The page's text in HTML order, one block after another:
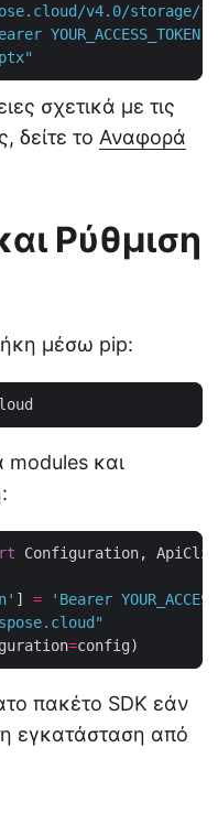
v4.0/storage/
YOUR_ACCESS_TOKEN"
σχετικά με τις
δείτε το Αναφορά
Ρύθμιση
μέσω pip:
modules και
] =
'Bearer
=
πακέτο SDK εάν
εγκατάσταση από